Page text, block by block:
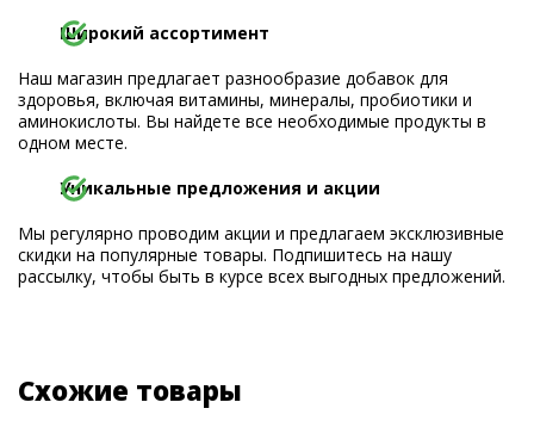
Широкий ассортимент
Наш магазин предлагает разнообразие добавок для
здоровья, включая витамины, минералы, пробиотики и
аминокислоты. Вы найдете все необходимые продукты в
одном месте.
Уникальные предложения и акции
Мы регулярно проводим акции и предлагаем эксклюзивные
скидки на популярные товары. Подпишитесь на нашу
рассылку, чтобы быть в курсе всех выгодных предложений.
Схожие товары